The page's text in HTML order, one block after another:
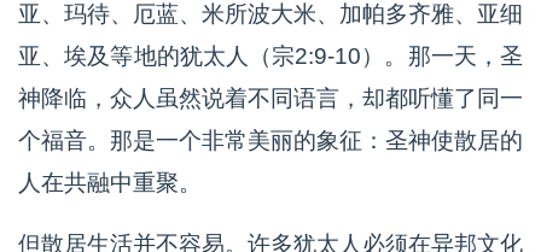
亚、玛待、厄蓝、米所波大米、加帕多齐雅、亚细
亚、埃及等地的犹太人（宗2:9-10）。那一天，圣
神降临，众人虽然说着不同语言，却都听懂了同一
个福音。那是一个非常美丽的象征：圣神使散居的
人在共融中重聚。
但散居生活并不容易。许多犹太人必须在异邦文化